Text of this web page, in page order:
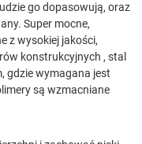
go dopasowują, oraz
Super mocne,
z wysokiej jakości,
konstrukcyjnych , stal
gdzie wymagana jest
są wzmacniane